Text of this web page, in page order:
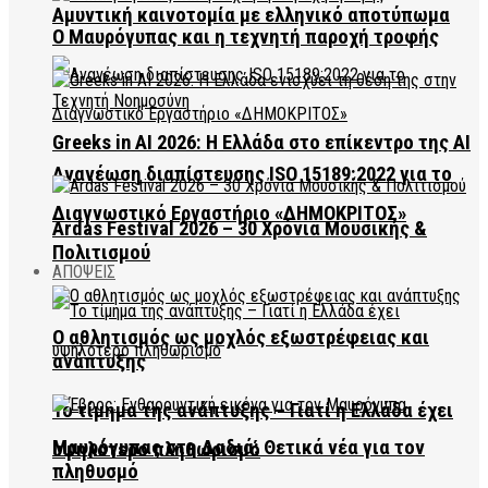
Αμυντική καινοτομία με ελληνικό αποτύπωμα
Ανανέωση διαπίστευσης ISO 15189:2022 για το
Διαγνωστικό Εργαστήριο «ΔΗΜΟΚΡΙΤΟΣ»
ΑΠΟΨΕΙΣ
Το τίμημα της ανάπτυξης – Γιατί η Ελλάδα έχει
υψηλότερο πληθωρισμό
Ο Μαυρόγυπας και η τεχνητή παροχή τροφής
Greeks in AI 2026: Η Ελλάδα στο επίκεντρο της AI
Ardas Festival 2026 – 30 Χρόνια Μουσικής &
Πολιτισμού
Ο αθλητισμός ως μοχλός εξωστρέφειας και
ανάπτυξης
Μαυρόγυπας στη Δαδιά: Θετικά νέα για τον
πληθυσμό